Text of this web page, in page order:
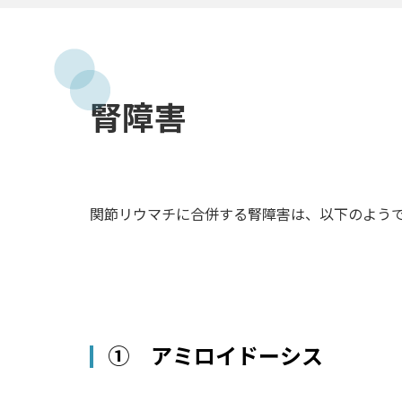
腎障害
関節リウマチに合併する腎障害は、以下のよう
① アミロイドーシス